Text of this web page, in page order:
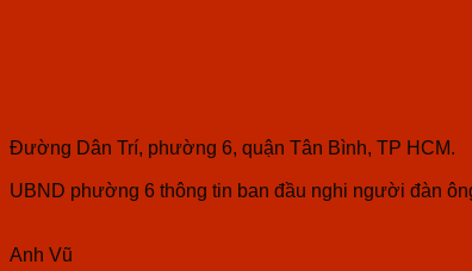
Đường Dân Trí, phường 6, quận Tân Bình, TP HCM.
UBND phường 6 thông tin ban đầu nghi người đàn
Anh Vũ